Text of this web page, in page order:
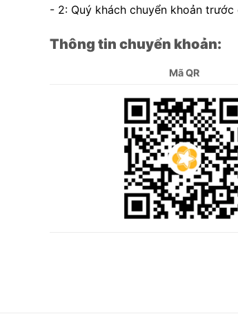
- 2: Quý khách chuyển khoản
Thông tin chuyển khoản:
Mã QR